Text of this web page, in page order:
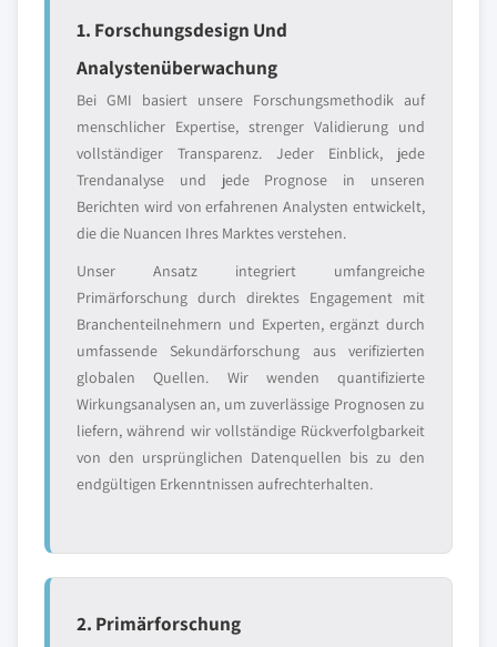
1. Forschungsdesign Und
Analystenüberwachung
Bei GMI basiert unsere Forschungsmethodik auf
menschlicher Expertise, strenger Validierung und
vollständiger Transparenz. Jeder Einblick, jede
Trendanalyse und jede Prognose in unseren
Berichten wird von erfahrenen Analysten entwickelt,
die die Nuancen Ihres Marktes verstehen.
Unser Ansatz integriert umfangreiche
Primärforschung durch direktes Engagement mit
Branchenteilnehmern und Experten, ergänzt durch
umfassende Sekundärforschung aus verifizierten
globalen Quellen. Wir wenden quantifizierte
Wirkungsanalysen an, um zuverlässige Prognosen zu
liefern, während wir vollständige Rückverfolgbarkeit
von den ursprünglichen Datenquellen bis zu den
endgültigen Erkenntnissen aufrechterhalten.
2. Primärforschung